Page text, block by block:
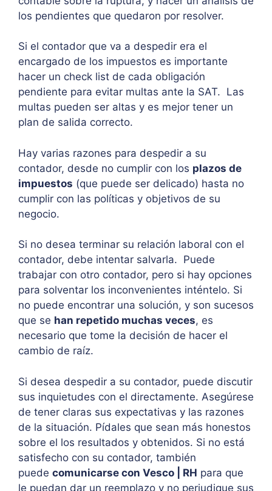
los pendientes que quedaron por resolver.
Si el contador que va a despedir era el
encargado de los impuestos es importante
hacer un check list de cada obligación
pendiente para evitar multas ante la SAT. Las
multas pueden ser altas y es mejor tener un
plan de salida correcto.
Hay varias razones para despedir a su
contador, desde no cumplir con los plazos de
impuestos (que puede ser delicado) hasta no
cumplir con las políticas y objetivos de su
negocio.
Si no desea terminar su relación laboral con el
contador, debe intentar salvarla. Puede
trabajar con otro contador, pero si hay opciones
para solventar los inconvenientes inténtelo. Si
no puede encontrar una solución, y son sucesos
que se han repetido muchas veces, es
necesario que tome la decisión de hacer el
cambio de raíz.
Si desea despedir a su contador, puede discutir
sus inquietudes con el directamente. Asegúrese
de tener claras sus expectativas y las razones
de la situación. Pídales que sean más honestos
sobre el los resultados y obtenidos. Si no está
satisfecho con su contador, también
puede comunicarse con Vesco | RH para que
le puedan dar un reemplazo y no perjudique sus